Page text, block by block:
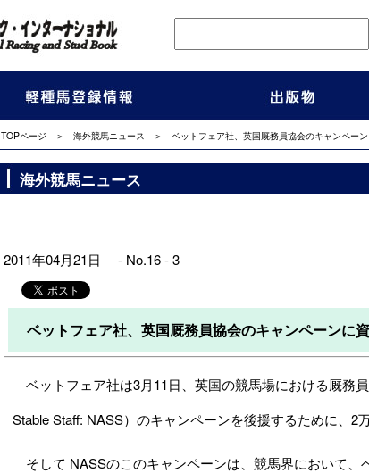
TOPページ ＞ 海外競馬ニュース ＞ ベットフェア社、英国厩務員協会のキャンペーン
海外競馬ニュース
2011年04月21日 - No.16 - 3
ベットフェア社、英国厩務員協会のキャンペーンに
ベットフェア社は3月11日、英国の競馬場における厩務
Stable Staff: NASS）のキャンペーンを後援するために、2
そして NASSのこのキャンペーンは、競馬界において